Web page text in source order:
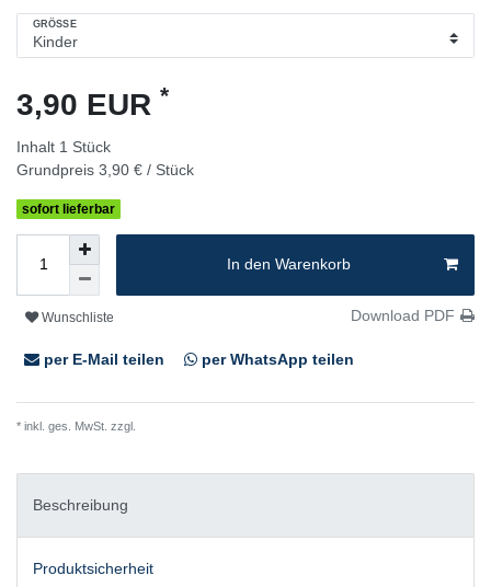
GRÖSSE
3,90 EUR *
Inhalt 1 Stück
Grundpreis 3,90 € / Stück
sofort lieferbar
In den Warenkorb
Wunschliste Download PDF
per E-Mail teilen per WhatsApp teilen
* inkl. ges. MwSt. zzgl.
Beschreibung
Produktsicherheit